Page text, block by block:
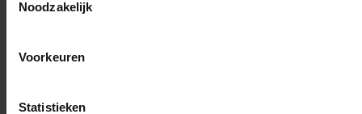
Noodzakelijk
Voorkeuren
Statistieken